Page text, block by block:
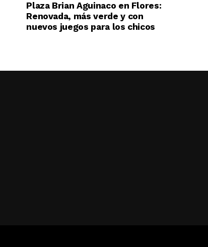
Plaza Brian Aguinaco en Flores:
Renovada, más verde y con
nuevos juegos para los chicos